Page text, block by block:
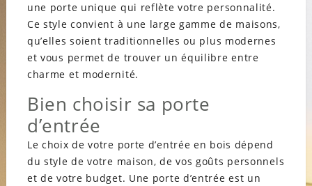
une porte unique qui reflète votre personnalité.
Ce style convient à une large gamme de maisons,
qu’elles soient traditionnelles ou plus modernes
et vous permet de trouver un équilibre entre
charme et modernité.
Bien choisir sa porte
d’entrée
Le choix de votre porte d’entrée en bois dépend
du style de votre maison, de vos goûts personnels
et de votre budget. Une porte d’entrée est un